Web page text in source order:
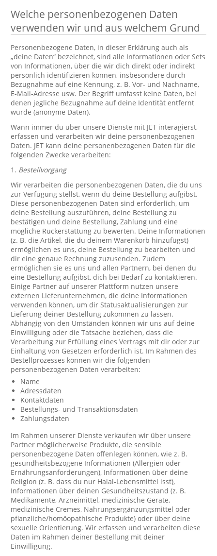
Welche personenbezogenen Daten
verwenden wir und aus welchem Grund
Personenbezogene Daten, in dieser Erklärung auch als
„deine Daten“ bezeichnet, sind alle Informationen oder Sets
von Informationen, über die wir dich direkt oder indirekt
persönlich identifizieren können, insbesondere durch
Bezugnahme auf eine Kennung, z. B. Vor- und Nachname,
E-Mail-Adresse usw. Der Begriff umfasst keine Daten, bei
denen jegliche Bezugnahme auf deine Identität entfernt
wurde (anonyme Daten).
Wann immer du über unsere Dienste mit JET interagierst,
erfassen und verarbeiten wir deine personenbezogenen
Daten. JET kann deine personenbezogenen Daten für die
folgenden Zwecke verarbeiten:
1. Bestellvorgang
Wir verarbeiten die personenbezogenen Daten, die du uns
zur Verfügung stellst, wenn du deine Bestellung aufgibst.
Diese personenbezogenen Daten sind erforderlich, um
deine Bestellung auszuführen, deine Bestellung zu
bestätigen und deine Bestellung, Zahlung und eine
mögliche Rückerstattung zu bewerten. Deine Informationen
(z. B. die Artikel, die du deinem Warenkorb hinzufügst)
ermöglichen es uns, deine Bestellung zu bearbeiten und
dir eine genaue Rechnung zuzusenden. Zudem
ermöglichen sie es uns und allen Partnern, bei denen du
eine Bestellung aufgibst, dich bei Bedarf zu kontaktieren.
Einige Partner auf unserer Plattform nutzen unsere
externen Lieferunternehmen, die deine Informationen
verwenden können, um dir Statusaktualisierungen zur
Lieferung deiner Bestellung zukommen zu lassen.
Abhängig von den Umständen können wir uns auf deine
Einwilligung oder die Tatsache beziehen, dass die
Verarbeitung zur Erfüllung eines Vertrags mit dir oder zur
Einhaltung von Gesetzen erforderlich ist. Im Rahmen des
Bestellprozesses können wir die folgenden
personenbezogenen Daten verarbeiten:
Name
Adressdaten
Kontaktdaten
Bestellungs- und Transaktionsdaten
Zahlungsdaten
Im Rahmen unserer Dienste verkaufen wir über unsere
Partner möglicherweise Produkte, die sensible
personenbezogene Daten offenlegen können, wie z. B.
gesundheitsbezogene Informationen (Allergien oder
Ernährungsanforderungen), Informationen über deine
Religion (z. B. dass du nur Halal-Lebensmittel isst),
Informationen über deinen Gesundheitszustand (z. B.
Medikamente, Arzneimittel, medizinische Geräte,
medizinische Cremes, Nahrungsergänzungsmittel oder
pflanzliche/homöopathische Produkte) oder über deine
sexuelle Orientierung. Wir erfassen und verarbeiten diese
Daten im Rahmen deiner Bestellung mit deiner
Einwilligung.